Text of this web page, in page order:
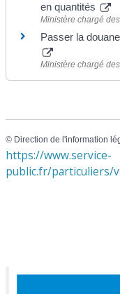
en quantités
Ministère chargé
Passer la
Ministère chargé
© Direction de l'information
https://www.service-
public.fr/particuliers/